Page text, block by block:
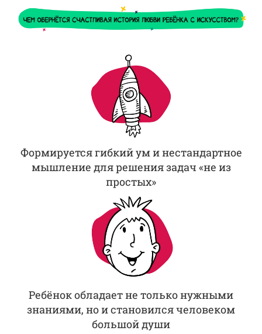
Формируется гибкий ум и нестандартное
мышление для решения задач «не из
простых»
Ребёнок обладает не только нужными
знаниями, но и становился человеком
большой души